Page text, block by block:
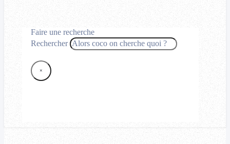
Faire une recherche
Rechercher
×